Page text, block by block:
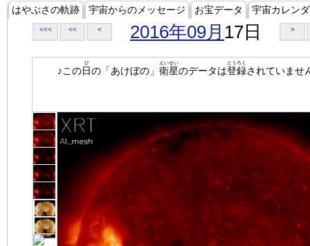
はやぶさの軌跡 宇宙からのメッセージ お宝データ 宇宙カレン
<<< << < 2016年09月 17日 >
♪この日
ひ
の「あけぼの」 衛星
えいせい
のデータは登録
とうろく
されていませ